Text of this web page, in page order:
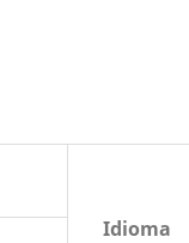
Idioma